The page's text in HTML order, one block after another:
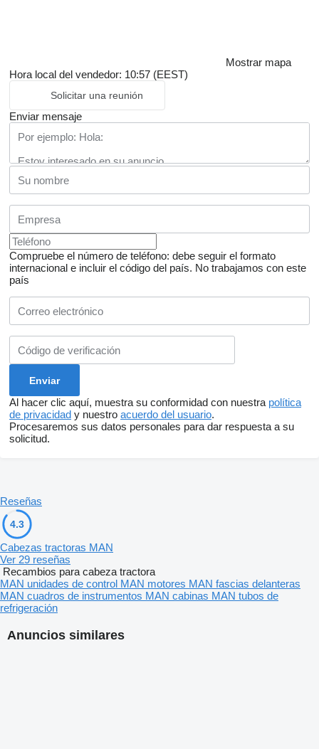
Mostrar mapa
Hora local del vendedor: 10:57 (EEST)
Solicitar una reunión
Enviar mensaje
Compruebe el número de teléfono: debe seguir el formato
internacional e incluir el código del país. No trabajamos con este
país
Al hacer clic aquí, muestra su conformidad con nuestra política
de privacidad y nuestro acuerdo del usuario.
Procesaremos sus datos personales para dar respuesta a su
solicitud.
Anuncios similares
Reseñas
4.3
Cabezas tractoras MAN
Ver 29 reseñas
Recambios para cabeza tractora
MAN unidades de control MAN motores MAN fascias delanteras
MAN cuadros de instrumentos MAN cabinas MAN tubos de
refrigeración